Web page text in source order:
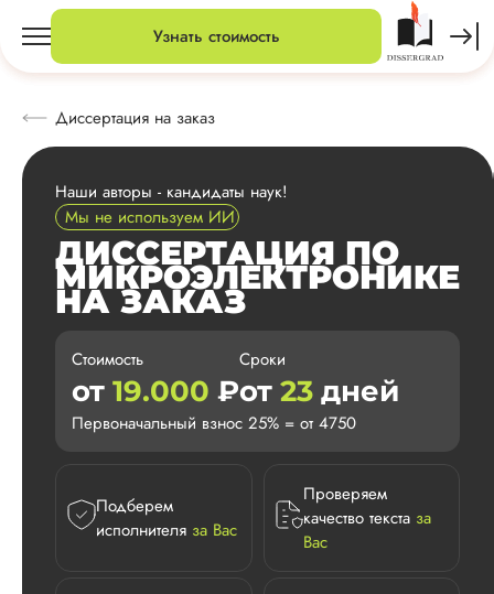
Узнать стоимость
Диссертация на заказ
Наши авторы - кандидаты наук!
Мы не используем ИИ
ДИССЕРТАЦИЯ ПО
МИКРОЭЛЕКТРОНИКЕ
НА ЗАКАЗ
Стоимость
от 19.000 ₽
Сроки
от 23 дней
Первоначальный взнос 25% = от 4750
Подберем
исполнителя за Вас
Проверяем
качество текста за
Вас